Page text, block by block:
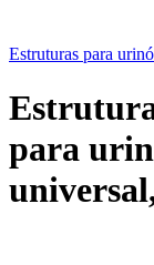
Estruturas para
para